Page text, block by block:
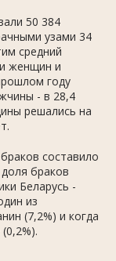
50 384
узами 34
средний
женщин и
году
- в 28,4
решались на
составило
браков
Беларусь -
из
(7,2%) и когда